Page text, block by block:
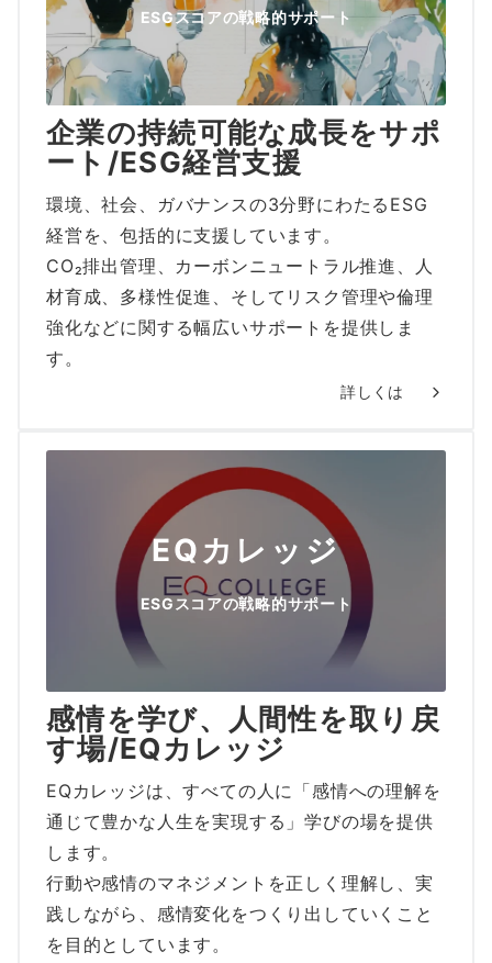
ESGスコアの戦略的サポート
企業の持続可能な成長をサポ
ート/ESG経営支援
環境、社会、ガバナンスの3分野にわたるESG
経営を、包括的に支援しています。
CO₂排出管理、カーボンニュートラル推進、人
材育成、多様性促進、そしてリスク管理や倫理
強化などに関する幅広いサポートを提供しま
す。
詳しくは
EQカレッジ
ESGスコアの戦略的サポート
感情を学び、人間性を取り戻
す場/EQカレッジ
EQカレッジは、すべての人に「感情への理解を
通じて豊かな人生を実現する」学びの場を提供
します。
行動や感情のマネジメントを正しく理解し、実
践しながら、感情変化をつくり出していくこと
を目的としています。